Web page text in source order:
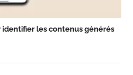
les contenus générés